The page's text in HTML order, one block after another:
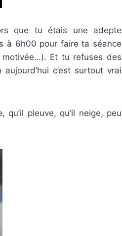
que tu étais une adepte
à 6h00 pour faire ta séance
Et tu refuses des
aujourd’hui c’est surtout vrai
pleuve, qu’il neige, peu